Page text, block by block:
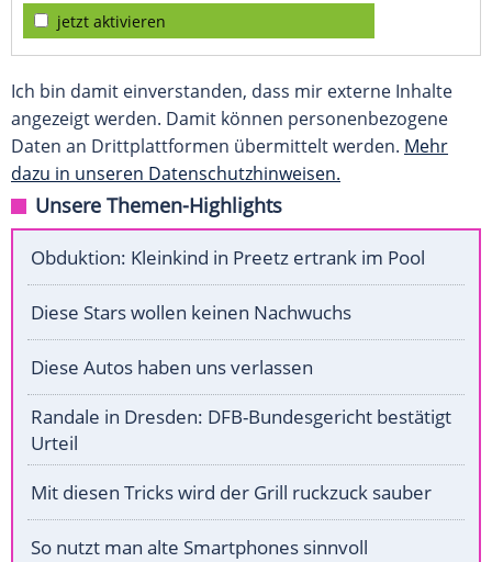
jetzt aktivieren
Ich bin damit einverstanden, dass mir externe Inhalte
angezeigt werden. Damit können personenbezogene
Daten an Drittplattformen übermittelt werden. Mehr
dazu in unseren Datenschutzhinweisen.
Unsere Themen-Highlights
Obduktion: Kleinkind in Preetz ertrank im Pool
Diese Stars wollen keinen Nachwuchs
Diese Autos haben uns verlassen
Randale in Dresden: DFB-Bundesgericht bestätigt
Urteil
Mit diesen Tricks wird der Grill ruckzuck sauber
So nutzt man alte Smartphones sinnvoll